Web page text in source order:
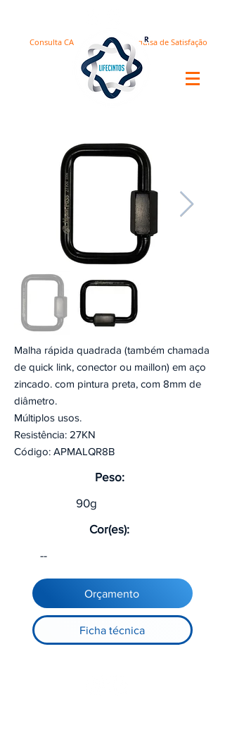
Pesquisa de Satisfação
Consulta CA
Malha rápida quadrada (também chamada
de quick link, conector ou maillon) em aço
zincado. com pintura preta, com 8mm de
diâmetro.
Múltiplos usos.
Resistência: 27KN
Código: APMALQR8B
Peso:
90g
Cor(es):
--
Orçamento
Ficha técnica